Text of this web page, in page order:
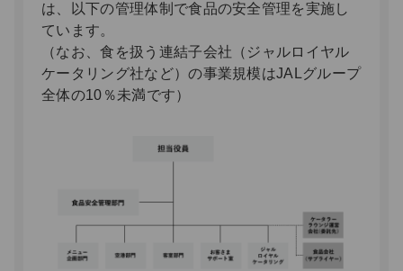
は、以下の管理体制で食品の安全管理を実施し
ています。
（なお、食を扱う連結子会社（ジャルロイヤル
ケータリング社など）の事業規模はJALグループ
全体の10％未満です）